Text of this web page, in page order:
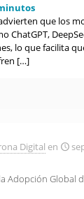
que los
ChatGPT,
lo que facilita
[…]
Digital en
Adopción Global